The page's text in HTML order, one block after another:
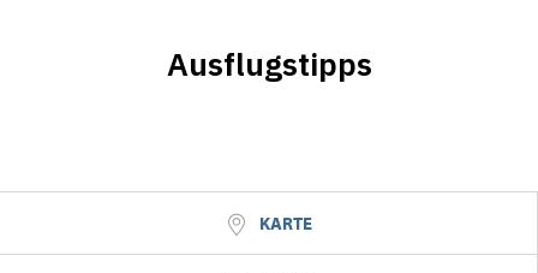
Ausflugstipps
KARTE